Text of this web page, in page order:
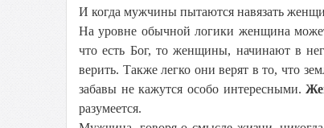
И когда мужчины пытаются навязать
На уровне обычной логики женщина
что есть Бог, то женщины, начинают в
верить. Также легко они верят в то, что
забавы не кажутся особо интересными.
разумеется.